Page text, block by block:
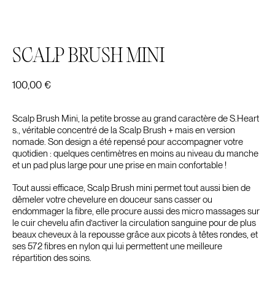
SCALP BRUSH MINI
100,00 €
Scalp Brush Mini, la petite brosse au grand caractère de S.Heart
s., véritable concentré de la Scalp Brush + mais en version
nomade. Son design a été repensé pour accompagner votre
quotidien : quelques centimètres en moins au niveau du manche
et un pad plus large pour une prise en main confortable !
Tout aussi efficace, Scalp Brush mini permet tout aussi bien de
dêmeler votre chevelure en douceur sans casser ou
endommager la fibre, elle procure aussi des micro massages sur
le cuir chevelu afin d’activer la circulation sanguine pour de plus
beaux cheveux à la repousse grâce aux picots à têtes rondes, et
ses 572 fibres en nylon qui lui permettent une meilleure
répartition des soins.